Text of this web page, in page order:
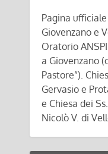
Pagina
Giovenzano e
Oratorio
a Giovenzano
Pastore”).
Gervasio e
e Chiesa dei
Nicolò V. di